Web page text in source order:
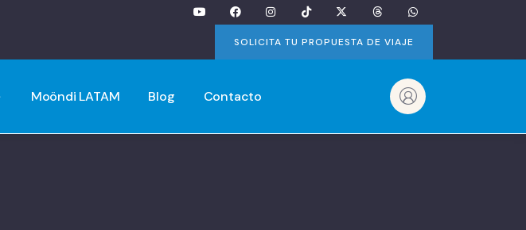
SOLICITA TU PROPUESTA DE VIAJE
Moöndi LATAM Blog Contacto